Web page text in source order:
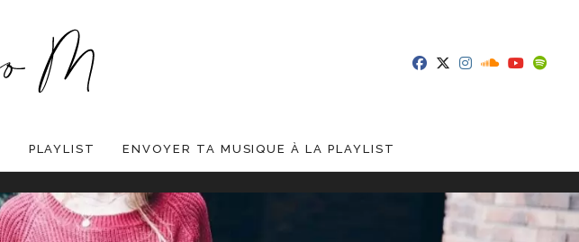
PLAYLIST ENVOYER TA MUSIQUE À LA PLAYLIST